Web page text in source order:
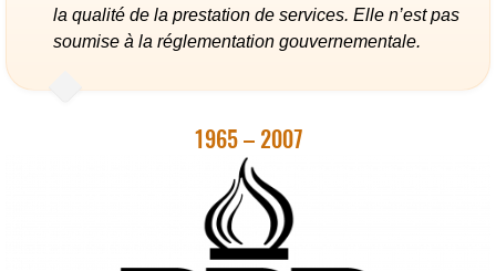
la qualité de la prestation de services. Elle n’est pas
soumise à la réglementation gouvernementale.
1965 – 2007